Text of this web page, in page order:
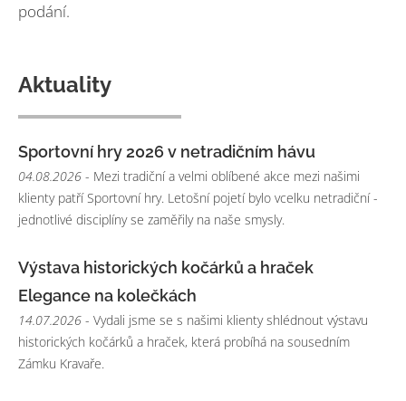
podání.
Aktuality
Sportovní hry 2026 v netradičním hávu
04.08.2026 - Mezi tradiční a velmi oblíbené akce mezi našimi
klienty patří Sportovní hry. Letošní pojetí bylo vcelku netradiční -
jednotlivé disciplíny se zaměřily na naše smysly.
Výstava historických kočárků a hraček
Elegance na kolečkách
14.07.2026 - Vydali jsme se s našimi klienty shlédnout výstavu
historických kočárků a hraček, která probíhá na sousedním
Zámku Kravaře.